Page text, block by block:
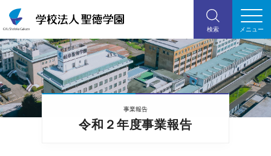
令和２年度事業報告
事業報告